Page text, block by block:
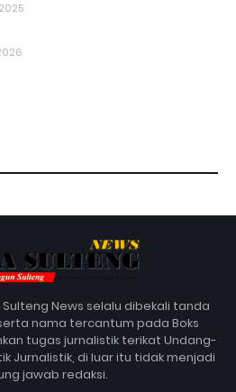
News selalu dibekali tanda
nama tercantum pada Boks
tugas jurnalistik terikat Undang-
Jurnalistik, di luar itu tidak menjadi
jawab redaksi.